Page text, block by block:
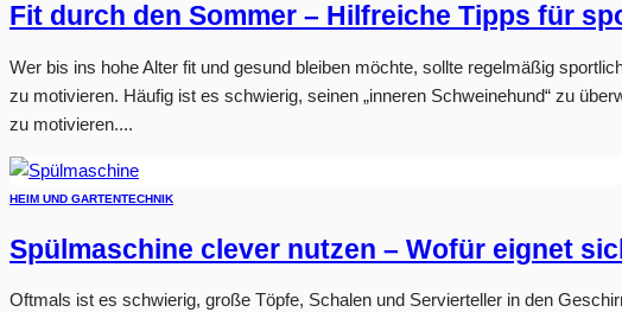
Fit durch den Sommer – Hilfreiche Tipps für
Wer bis ins hohe Alter fit und gesund bleiben möchte, sollte regelmäßig
zu motivieren. Häufig ist es schwierig, seinen „inneren Schweinehund“ zu
zu motivieren....
HEIM UND GARTENTECHNIK
Spülmaschine clever nutzen – Wofür eignet
Oftmals ist es schwierig, große Töpfe, Schalen und Servierteller in den